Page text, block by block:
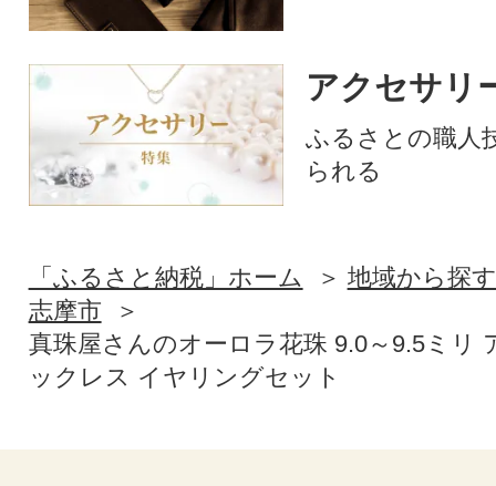
アクセサリ
ふるさとの職人
られる
「ふるさと納税」ホーム
地域から探す
志摩市
真珠屋さんのオーロラ花珠 9.0～9.5ミリ
ックレス イヤリングセット